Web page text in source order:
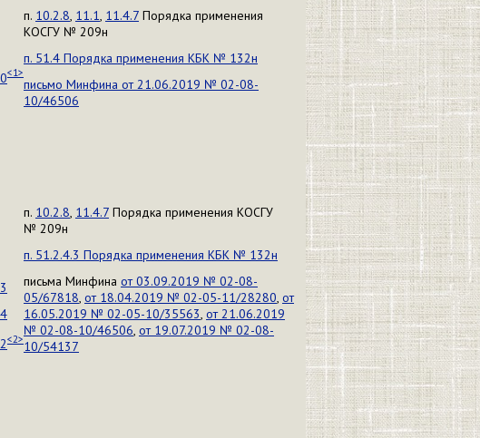
п. 10.2.8 11.1 11.4.7 Порядка применения
КОСГУ № 209н
п. 51.4 Порядка применения КБК № 132н
письмо Минфина от 21.06.2019 № 02-08-
10/46506
<1>
п. 10.2.8 11.4.7 Порядка применения КОСГУ
№ 209н
п. 51.2.4.3 Порядка применения КБК № 132н
письма Минфина от 03.09.2019 № 02-08-
05/67818, от 18.04.2019 № 02-05-11/28280, от
16.05.2019 № 02-05-10/35563, от 21.06.2019
№ 02-08-10/46506, от 19.07.2019 № 02-08-
10/54137
<2>